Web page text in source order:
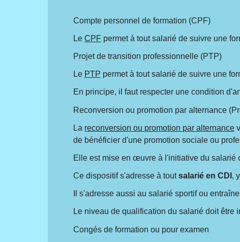
Compte personnel de formation (CPF)
LeCPF permet à tout salarié de suivre une
Projet de transition professionnelle (PTP)
Le PTP permet à tout salarié de suivre une
En principe, il faut respecter une condition
Reconversion ou promotion par alternance
La reconversion ou promotion par alternance
de bénéficier d'une promotion sociale ou
Elle est mise en œuvre à l'initiative du salarié
Ce dispositif s'adresse à toutsalarié en CDI ,
Il s'adresse aussi au salarié sportif ou
Le niveau de qualification du salarié doit être
Congés de formation ou pour examen